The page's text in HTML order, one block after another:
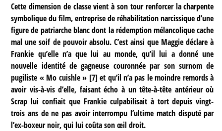
Cette dimension de classe vient à son tour renforcer la charpente
symbolique du film, entreprise de réhabilitation narcissique d’une
figure de patriarche blanc dont la rédemption mélancolique cache
mal une soif de pouvoir absolu. C’est ainsi que Maggie déclare à
Frankie qu’elle n’a que lui au monde, qu’il lui a donné une
nouvelle identité de gagneuse couronnée par son surnom de
pugiliste « Mo cuishle » [7] et qu’il n’a pas le moindre remords à
avoir vis-à-vis d’elle, faisant écho à un tête-à-tête antérieur où
Scrap lui confiait que Frankie culpabilisait à tort depuis vingt-
trois ans de ne pas avoir interrompu l’ultime match disputé par
l’ex-boxeur noir, qui lui coûta son œil droit.